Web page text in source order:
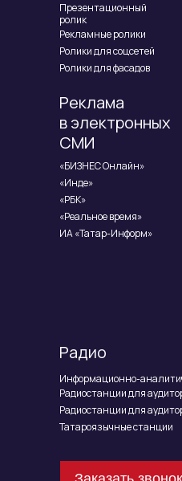
Презентационный
ролик
Рекламные ролики
Ролики для соцсетей
Ролики для фасадов
Реклама
в электронных
СМИ
«БИЗНЕС Онлайн»
ИА «Татар-Информ»
«Реальное время»
«РБК»
«Инде»
Радио
Информационно-
Радиостанции для
Радиостанции для
Татароязычные станции